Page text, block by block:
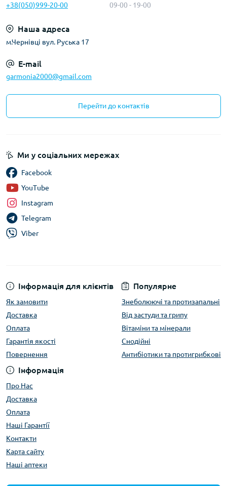
+38(050)999-20-00 09-00 - 19-00
Наша адреса
м.Чернівці вул. Руська 17
E-mail
garmonia2000@gmail.com
Перейти до контактів
Інформація для клієнтів
Як замовити
Доставка
Оплата
Гарантія якості
Повернення
Популярне
Знеболюючі та протизапальні
Від застуди та грипу
Вітаміни та мінерали
Снодійні
Антибіотики та протигрибкові
Інформація
Про Нас
Доставка
Оплата
Наші Гарантії
Контакти
Карта сайту
Наші аптеки
Ми у соціальних мережах
Facebook
YouTube
Instagram
Telegram
Viber